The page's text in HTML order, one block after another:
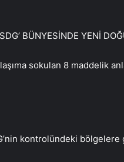
BÜNYESİNDE YENİ
sokulan 8 maddelik
kontrolündeki bölgelere